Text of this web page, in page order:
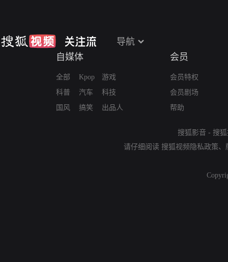
导航
自媒体
全部
科普
国风
Kpop
汽车
搞笑
游戏
科技
出品人
会员
会员特权
会员剧场
帮助
搜狐影音 - 搜
请仔细阅读 搜狐视频隐私政策、